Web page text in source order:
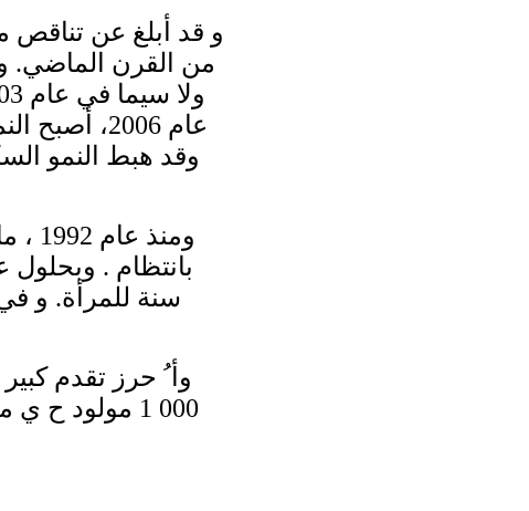
و قد أبلغ عن تناقص
عام 2006،
وأ ُ حرز تقدم